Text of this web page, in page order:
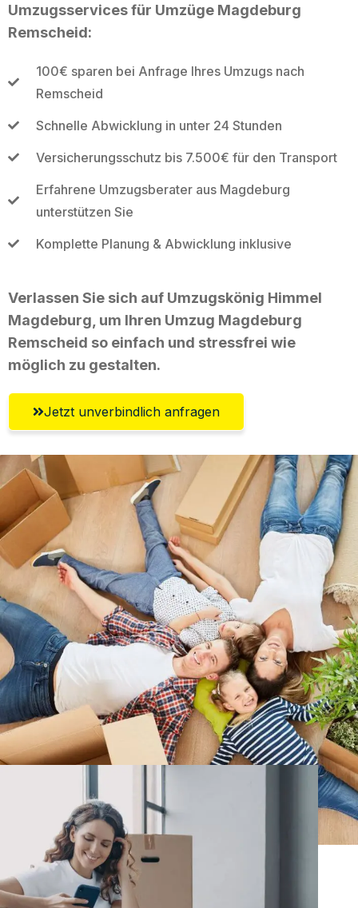
Umzugsservices für Umzüge Magdeburg
Remscheid:
100€ sparen bei Anfrage Ihres Umzugs nach
Remscheid
Schnelle Abwicklung in unter 24 Stunden
Versicherungsschutz bis 7.500€ für den Transport
Erfahrene Umzugsberater aus Magdeburg
unterstützen Sie
Komplette Planung & Abwicklung inklusive
Verlassen Sie sich auf Umzugskönig Himmel
Magdeburg, um Ihren Umzug Magdeburg
Remscheid so einfach und stressfrei wie
möglich zu gestalten.
Jetzt unverbindlich anfragen